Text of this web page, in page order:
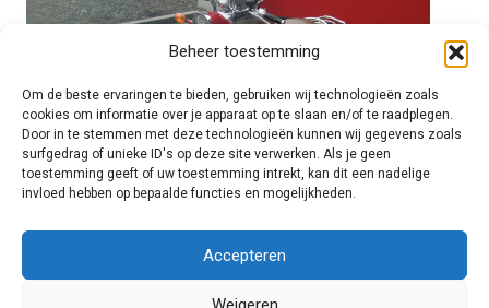
Beheer toestemming
Om de beste ervaringen te bieden, gebruiken wij technologieën zoals
cookies om informatie over je apparaat op te slaan en/of te raadplegen.
Door in te stemmen met deze technologieën kunnen wij gegevens zoals
surfgedrag of unieke ID's op deze site verwerken. Als je geen
toestemming geeft of uw toestemming intrekt, kan dit een nadelige
invloed hebben op bepaalde functies en mogelijkheden.
Accepteren